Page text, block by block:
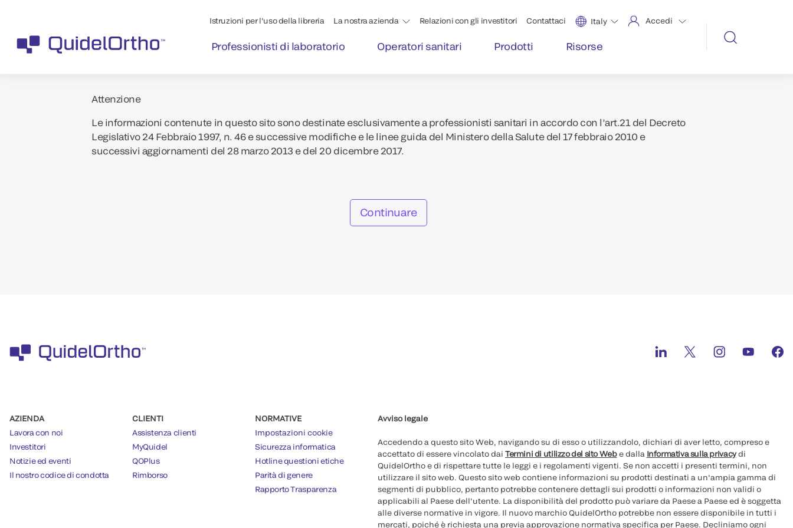
Istruzioni per l'uso della libreria La nostra azienda Relazioni con gli investitori Contattaci Italy Accedi
Professionisti di laboratorio Operatori sanitari Prodotti Risorse
Attenzione
Le informazioni contenute in questo sito sono destinate esclusivamente a professionisti sanitari in accordo con l’art.21 del Decreto
Legislativo 24 Febbraio 1997, n. 46 e successive modifiche e le linee guida del Ministero della Salute del 17 febbraio 2010 e
successivi aggiornamenti del 28 marzo 2013 e del 20 dicembre 2017.
Continuare
AZIENDA
Lavora con noi
Investitori
Notizie ed eventi
Il nostro codice di condotta
CLIENTI
Assistenza clienti
MyQuidel
QOPlus
Rimborso
NORMATIVE
Impostazioni cookie
Sicurezza informatica
Hotline questioni etiche
Parità di genere
Rapporto Trasparenza
Avviso legale
Accedendo a questo sito Web, navigando su di esso o utilizzandolo, dichiari di aver letto, compreso e
accettato di essere vincolato dai Termini di utilizzo del sito Webe dalla Informativa sulla privacydi
QuidelOrtho e di rispettare tutte le leggi e i regolamenti vigenti. Se non accetti i presenti termini, non
utilizzare il sito web. Questo sito web contiene informazioni su prodotti destinati a un'ampia gamma di
segmenti di pubblico, pertanto potrebbe contenere dettagli sui prodotti o informazioni non validi o
applicabili al Paese dell'utente. La disponibilità del prodotto può variare da Paese a Paese ed è soggetta
alle diverse normative in vigore. Il nuovo marchio QuidelOrtho potrebbe non essere disponibile in tutti i
mercati, poiché è richiesta una previa approvazione normativa specifica per Paese. Decliniamo ogni